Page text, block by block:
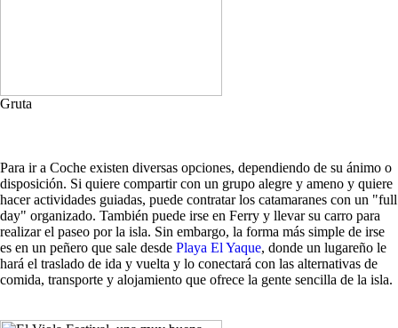
Gruta
Para ir a Coche existen diversas opciones, dependiendo de su ánimo o
disposición. Si quiere compartir con un grupo alegre y ameno y quiere
hacer actividades guiadas, puede contratar los catamaranes con un "full
day" organizado. También puede irse en Ferry y llevar su carro para
realizar el paseo por la isla. Sin embargo, la forma más simple de irse
es en un peñero que sale desde Playa El Yaque, donde un lugareño le
hará el traslado de ida y vuelta y lo conectará con las alternativas de
comida, transporte y alojamiento que ofrece la gente sencilla de la isla.